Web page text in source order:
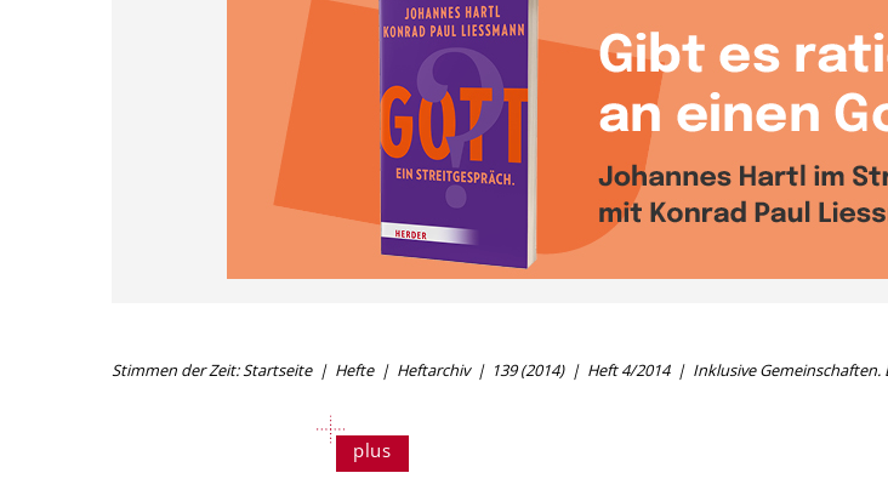
Stimmen der Zeit: Startseite Hefte Heftarchiv 139 (2014) Heft 4/2014 Inklusive